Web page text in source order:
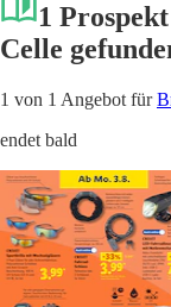
1
Celle
1 von 1 Angebot für
endet bald